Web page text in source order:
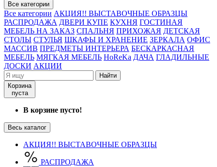
Все категории
Все категории АКЦИЯ!! ВЫСТАВОЧНЫЕ ОБРАЗЦЫ
РАСПРОДАЖА ДВЕРИ КУПЕ КУХНЯ ГОСТИНАЯ
МЕБЕЛЬ НА ЗАКАЗ СПАЛЬНЯ ПРИХОЖАЯ ДЕТСКАЯ
СТОЛЫ СТУЛЬЯ ШКАФЫ И ХРАНЕНИЕ ЗЕРКАЛА ОФИС
МАССИВ ПРЕДМЕТЫ ИНТЕРЬЕРА БЕСКАРКАСНАЯ
МЕБЕЛЬ МЯГКАЯ МЕБЕЛЬ HoReKa ДАЧА ГЛАДИЛЬНЫЕ
ДОСКИ АКЦИИ
Найти
Корзина
пуста
В корзине пусто!
Весь каталог
АКЦИЯ!! ВЫСТАВОЧНЫЕ ОБРАЗЦЫ
РАСПРОДАЖА